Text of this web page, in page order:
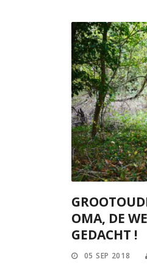
OMA, DE
GEDACHT !
05 SEP 2018